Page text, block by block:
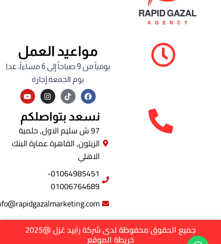
مواعيد العمل
يومياً من 9 صباحاً إلى 6 مساءاً، عدا
يوم الجمعة إجازة
F
a
c
e
b
o
o
k
I
n
s
t
a
g
r
a
Y
o
u
t
u
b
e
نسعد بتواصلكم
97 ش سليم الاول, حلمية
الزيتون, القاهرة عمارة البنك
الاهلي
01064985451-
01006764689
info@rapidgazalmarketing.com
جميع الحقوق محفوظة لدى شركة رابيد غزل @2025
خريطة الموقع